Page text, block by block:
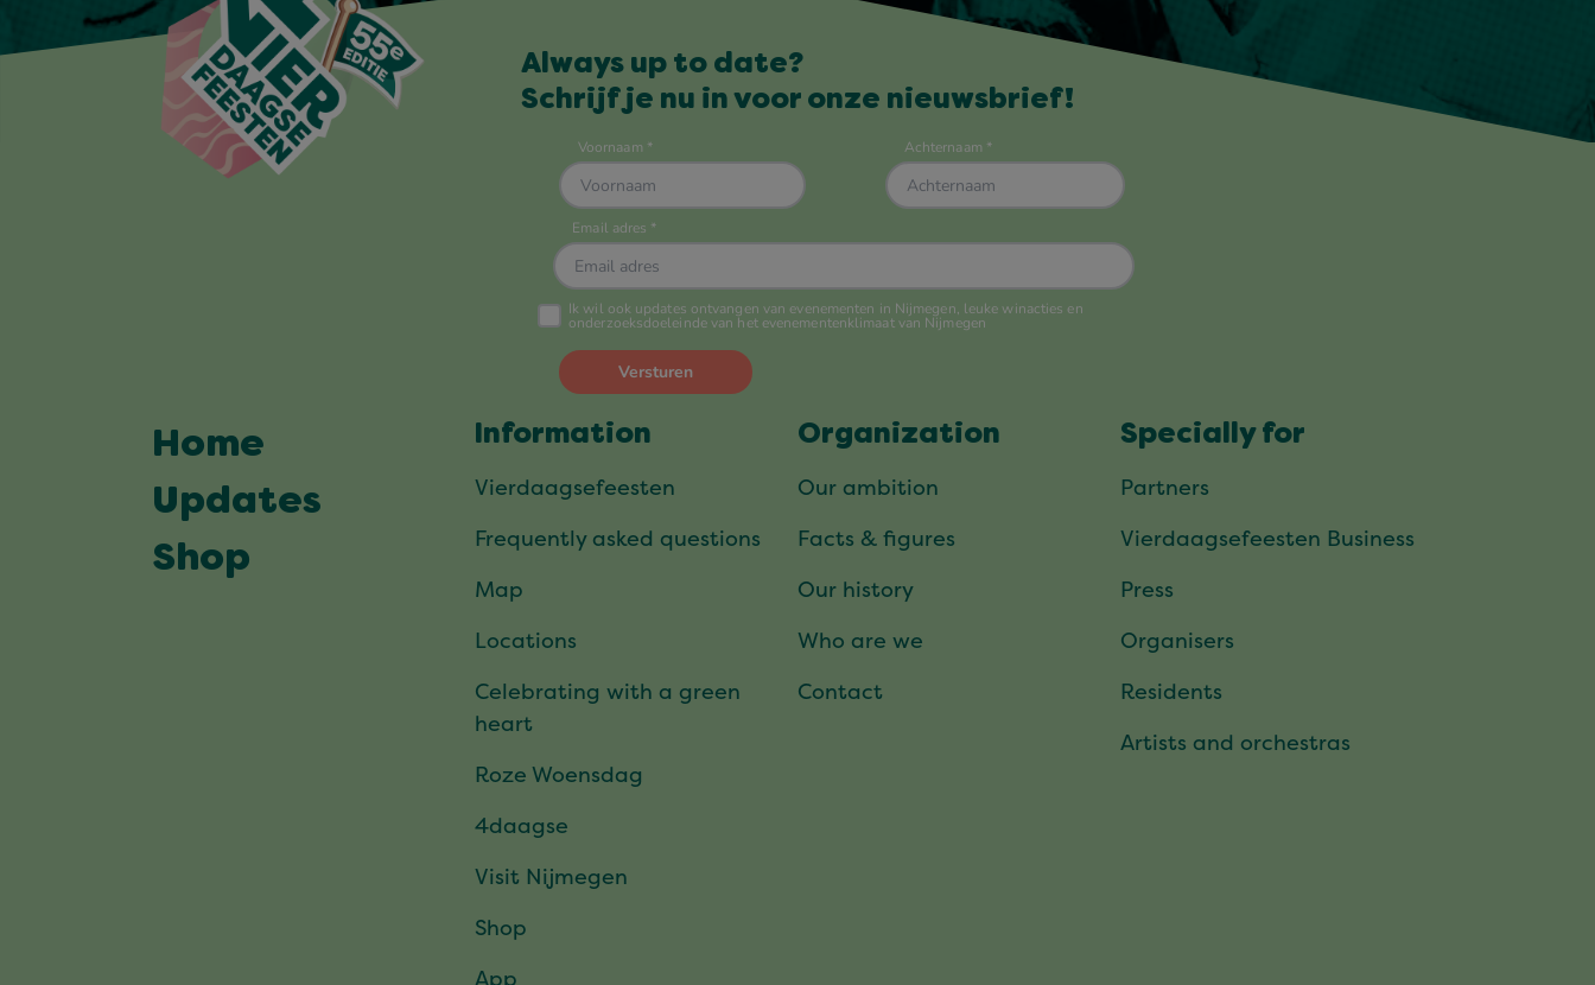
Always up to date?
Schrijf je nu in voor onze nieuwsbrief!
Home
Updates
Shop
Information
Vierdaagsefeesten
Frequently asked questions
Map
Locations
Celebrating with a green
heart
Roze Woensdag
4daagse
Visit Nijmegen
Shop
App
Organization
Our ambition
Facts & figures
Our history
Who are we
Contact
Specially for
Partners
Vierdaagsefeesten Business
Press
Organisers
Residents
Artists and orchestras